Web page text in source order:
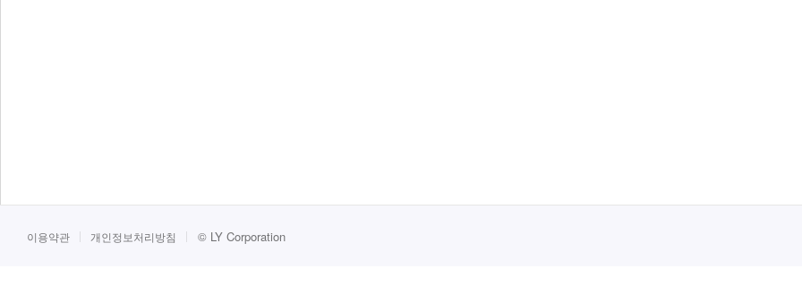
이용약관 개인정보처리방침 © LY Corporation